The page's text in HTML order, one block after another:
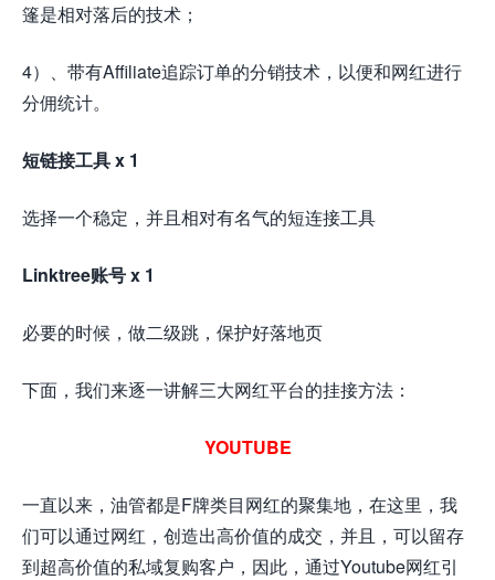
篷是相对落后的技术；
4）、带有Affiliate追踪订单的分销技术，以便和网红进行
分佣统计。
短链接工具 x 1
选择一个稳定，并且相对有名气的短连接工具
Linktree账号 x 1
必要的时候，做二级跳，保护好落地页
下面，我们来逐一讲解三大网红平台的挂接方法：
YOUTUBE
一直以来，油管都是F牌类目网红的聚集地，在这里，我
们可以通过网红，创造出高价值的成交，并且，可以留存
到超高价值的私域复购客户，因此，通过Youtube网红引